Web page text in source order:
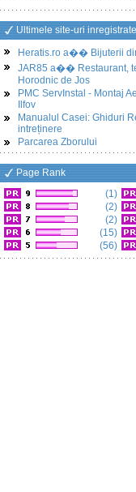
Ultimele site-uri inregistrate
Heratis.ro a�� Bijuterii
JAR85 a�� Restaurant,
Horodnic de Jos
PMC ServInstal - Montaj
Ilfov
Manualul Casei: Ghiduri
intreținere
Parcarea Zborului
Page Rank
(1)
(2)
(2)
(15)
(56)